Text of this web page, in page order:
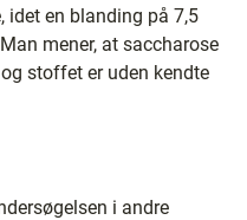
idet en blanding på 7,5
mener, at saccharose
stoffet er uden kendte
i andre